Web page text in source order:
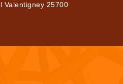
Valentigney 25700